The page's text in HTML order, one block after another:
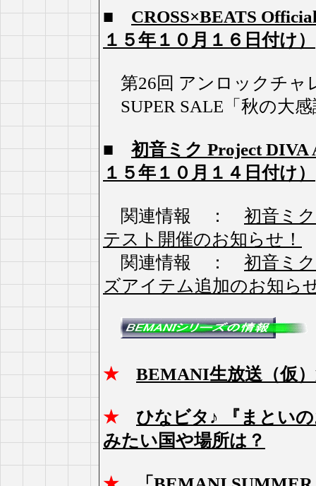
■ CROSS×BEATS
１５年１０月１６日付け）
第26回 アンロックチャ
SUPER SALE「秋の大
■ 初音ミク Project DIVA
１５年１０月１４日付け）
関連情報 ： 初音ミ
テスト開催のお知らせ！
関連情報 ： 初音ミ
ズアイテム追加のお知ら
★ BEMANI生放送（仮
★
ひなビタ♪ 『まとい
みたい国や場所は？